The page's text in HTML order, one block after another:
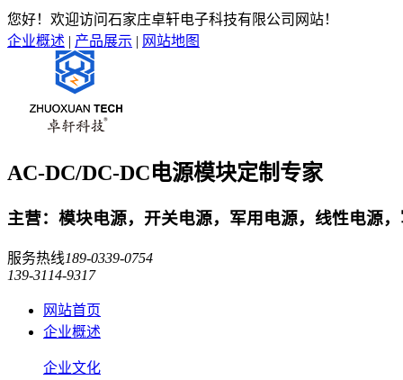
您好！欢迎访问石家庄卓轩电子科技有限公司网站！
企业概述 | 产品展示 | 网站地图
AC-DC/DC-DC电源模块定制专家
主营：模块电源，开关电源，军用电源，线性电源
服务热线189-0339-0754
139-3114-9317
网站首页
企业概述
企业文化